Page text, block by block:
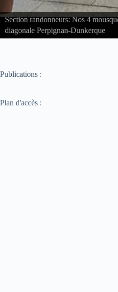
Section randonneurs: Nos 4
diagonale Perpignan-Dunkerque
Publications :
Plan d'accès :